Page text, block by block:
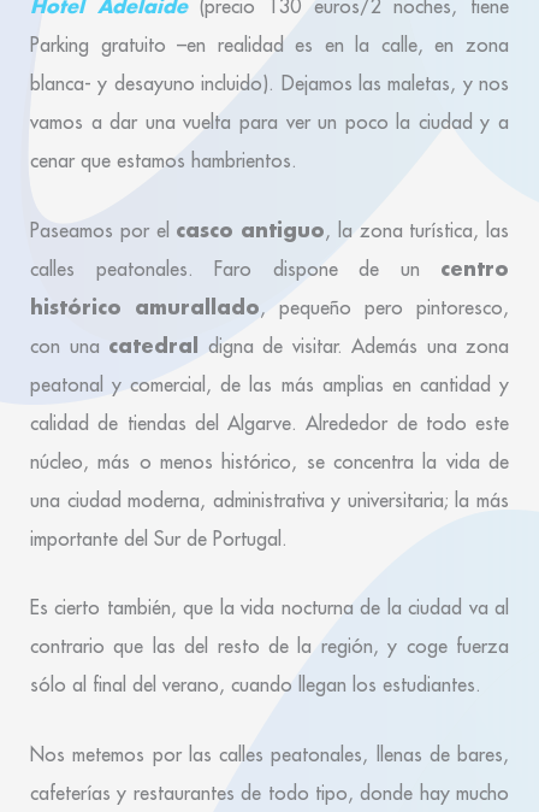
Hotel Adelaide(precio 130 euros/2 noches, tiene
Parking gratuito –en realidad es en la calle, en zona
blanca- y desayuno incluido). Dejamos las maletas, y nos
vamos a dar una vuelta para ver un poco la ciudad y a
cenar que estamos hambrientos.
Paseamos por el casco antiguo, la zona turística, las
calles peatonales. Faro dispone de un centro
histórico amurallado, pequeño pero pintoresco,
con una catedral digna de visitar. Además una zona
peatonal y comercial,de las más amplias en cantidad y
calidad de tiendas del Algarve. Alrededor de todo este
núcleo, más o menos histórico, se concentra la vida de
una ciudad moderna, administrativa y universitaria; la más
importante del Sur de Portugal.
Es cierto también, que la vida nocturna de la ciudad va al
contrario que las del resto de la región, y coge fuerza
sólo al final del verano, cuando llegan los estudiantes.
Nos metemos por las calles peatonales, llenas de bares,
cafeterías y restaurantes de todo tipo, donde hay mucho